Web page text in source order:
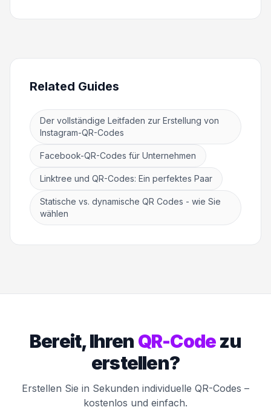
Related Guides
Der vollständige Leitfaden zur Erstellung von
Instagram-QR-Codes
Facebook-QR-Codes für Unternehmen
Linktree und QR-Codes: Ein perfektes Paar
Statische vs. dynamische QR Codes - wie Sie
wählen
Bereit, Ihren QR-Codezu
erstellen?
Erstellen Sie in Sekunden individuelle QR-Codes –
kostenlos und einfach.